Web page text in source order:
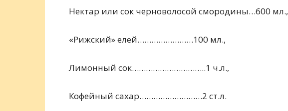
Нектар или сок черноволосой смородины…600 мл.,
«Рижский» елей……………………100 мл.,
Лимонный сок…………………………..1 ч.л.,
Кофейный сахар………………………2 ст.л.